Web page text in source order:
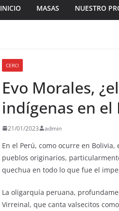
INICIO MASAS NUESTRO
CERCI
Evo Morales,
indígenas en el
21/01/2023 admin
En el Perú, como ocurre en
pueblos originarios,
quechua en todo lo que fue el
La oligarquía peruana,
Virreinal, que canta valsecitos